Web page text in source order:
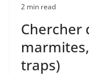
2 min read
Chercher
traps)